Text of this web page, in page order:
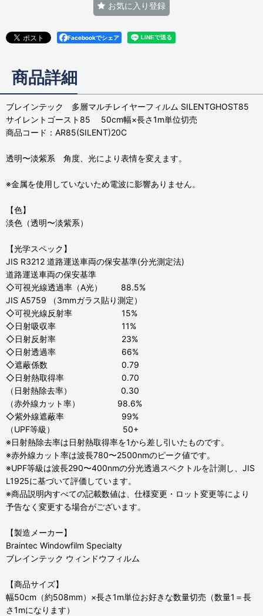
お気に入り登録
Facebookでシェア
商品詳細
ブレインテック 多層マルチレイヤーフィルム SILENTGHOST85
サイレントゴースト85 50cm幅×長さ1m単位切売
商品コード：AR85(SILENT)20C
透明〜淡紫系 角度、光により表情を変えます。
※金属を使用していないため電波に影響ありません。
【色】
淡色（透明〜淡紫系）
【光学スペック】
JIS R3212 道路運送車両の保安基準(分光測定法)
道路運送車両の保安基準
◇可視光線透過率（A光） 88.5%
JIS A5759 （3mmガラス貼り測定）
◇可視光線反射率 15%
◇日射吸収率 11%
◇日射反射率 23%
◇日射透過率 66%
◇遮蔽係数 0.79
◇日射熱取得率 0.70
（日射熱除去率） 0.30
（赤外線カット率） 98.6%
◇紫外線遮蔽率 99%
（UPF等級） 50+
※日射熱除去率は日射熱取得率を1から差し引いたものです。
※赤外線カット率は波長780〜2500nmのピーク値です。
※UPF等級は波長290〜400nmの分光透過スペクトルを計測し、JIS
L1925に基づいて評価しています。
※商品説明内すべての記載数値は、仕様変更・ロット変更等により
予告なく変更する場合がございます。
【製造メーカー】
Braintec Windowfilm Specialty
ブレインテック ウィンドウフィルム
【商品サイズ】
幅50cm（約508mm）×長さ1m単位お好きな数量切売（数量1＝長
さ1mになります）